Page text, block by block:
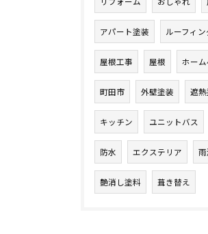
アパート塗装 ルーフィン
屋根工事 屋根 ホー
町田市 外壁塗装 遮
キッチン ユニットバス
防水 エクステリア 雨
艶消し塗料 葺き替え